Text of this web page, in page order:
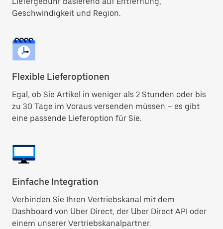
Geschwindigkeit und Region.
Flexible Lieferoptionen
Egal, ob Sie Artikel in weniger als 2 Stunden oder bis
zu 30 Tage im Voraus versenden müssen – es gibt
eine passende Lieferoption für Sie.
Einfache Integration
Verbinden Sie Ihren Vertriebskanal mit dem
Dashboard von Uber Direct, der Uber Direct API oder
einem unserer Vertriebskanalpartner.